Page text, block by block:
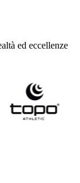
ed eccellenze